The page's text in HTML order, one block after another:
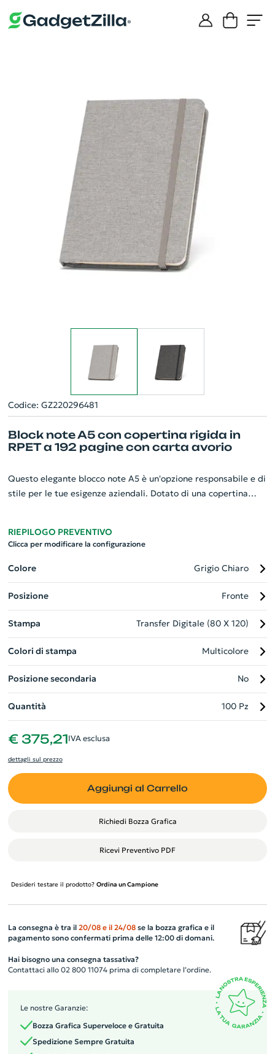
Codice: GZ220296481
Block note A5 con copertina rigida in
RPET a 192 pagine con carta avorio
Questo elegante blocco note A5 è un'opzione responsabile e di
stile per le tue esigenze aziendali. Dotato di una copertina
di carta di colore avorio ottenuta grazie ad una gestione
separatore pratico, un elastico di chiusura e una tasca
posteriore per documenti, rendendolo perfetto per appunti di
lavoro, progetti o idee.
RIEPILOGO PREVENTIVO
Clicca per modificare la configurazione
Colore Grigio Chiaro
Posizione Fronte
Stampa Transfer Digitale (80 X 120)
Colori di stampa Multicolore
Posizione secondaria No
Quantità 100 Pz
€ 375,21IVA esclusa
dettagli sul prezzo
Aggiungi al Carrello
Richiedi Bozza Grafica
Ricevi Preventivo PDF
Desideri testare il prodotto? Ordina un Campione
La consegna è tra il 20/08 e il 24/08se la bozza grafica e il
pagamento sono confermati prima delle 12:00 di domani.
Hai bisogno una consegna tassativa?
Contattaci allo 02 800 11074 prima di completare l’ordine.
Le nostre Garanzie:
Bozza Grafica Superveloce e Gratuita
Spedizione Sempre Gratuita